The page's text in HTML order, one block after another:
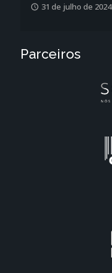
31 de julho de 2024
Parceiros